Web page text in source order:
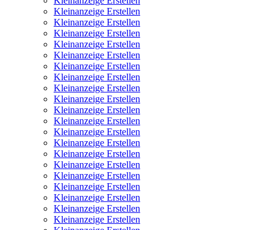
Kleinanzeige Erstellen
Kleinanzeige Erstellen
Kleinanzeige Erstellen
Kleinanzeige Erstellen
Kleinanzeige Erstellen
Kleinanzeige Erstellen
Kleinanzeige Erstellen
Kleinanzeige Erstellen
Kleinanzeige Erstellen
Kleinanzeige Erstellen
Kleinanzeige Erstellen
Kleinanzeige Erstellen
Kleinanzeige Erstellen
Kleinanzeige Erstellen
Kleinanzeige Erstellen
Kleinanzeige Erstellen
Kleinanzeige Erstellen
Kleinanzeige Erstellen
Kleinanzeige Erstellen
Kleinanzeige Erstellen